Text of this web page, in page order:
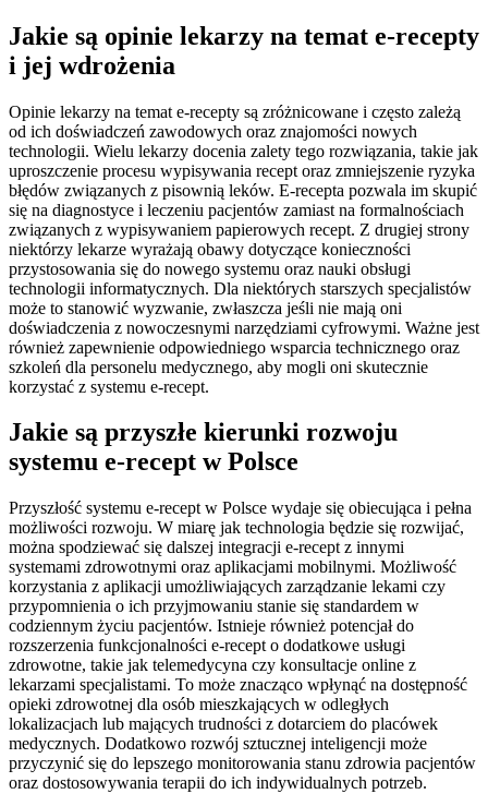
Jakie są opinie lekarzy na temat e-recepty
i jej wdrożenia
Opinie lekarzy na temat e-recepty są zróżnicowane i często zależą
od ich doświadczeń zawodowych oraz znajomości nowych
technologii. Wielu lekarzy docenia zalety tego rozwiązania, takie jak
uproszczenie procesu wypisywania recept oraz zmniejszenie ryzyka
błędów związanych z pisownią leków. E-recepta pozwala im skupić
się na diagnostyce i leczeniu pacjentów zamiast na formalnościach
związanych z wypisywaniem papierowych recept. Z drugiej strony
niektórzy lekarze wyrażają obawy dotyczące konieczności
przystosowania się do nowego systemu oraz nauki obsługi
technologii informatycznych. Dla niektórych starszych specjalistów
może to stanowić wyzwanie, zwłaszcza jeśli nie mają oni
doświadczenia z nowoczesnymi narzędziami cyfrowymi. Ważne jest
również zapewnienie odpowiedniego wsparcia technicznego oraz
szkoleń dla personelu medycznego, aby mogli oni skutecznie
korzystać z systemu e-recept.
Jakie są przyszłe kierunki rozwoju
systemu e-recept w Polsce
Przyszłość systemu e-recept w Polsce wydaje się obiecująca i pełna
możliwości rozwoju. W miarę jak technologia będzie się rozwijać,
można spodziewać się dalszej integracji e-recept z innymi
systemami zdrowotnymi oraz aplikacjami mobilnymi. Możliwość
korzystania z aplikacji umożliwiających zarządzanie lekami czy
przypomnienia o ich przyjmowaniu stanie się standardem w
codziennym życiu pacjentów. Istnieje również potencjał do
rozszerzenia funkcjonalności e-recept o dodatkowe usługi
zdrowotne, takie jak telemedycyna czy konsultacje online z
lekarzami specjalistami. To może znacząco wpłynąć na dostępność
opieki zdrowotnej dla osób mieszkających w odległych
lokalizacjach lub mających trudności z dotarciem do placówek
medycznych. Dodatkowo rozwój sztucznej inteligencji może
przyczynić się do lepszego monitorowania stanu zdrowia pacjentów
oraz dostosowywania terapii do ich indywidualnych potrzeb.